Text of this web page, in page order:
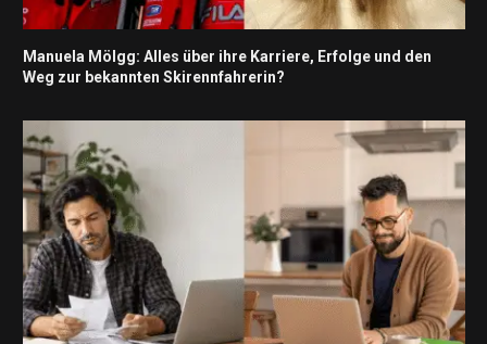
Manuela Mölgg: Alles über ihre Karriere, Erfolge und den
Weg zur bekannten Skirennfahrerin?